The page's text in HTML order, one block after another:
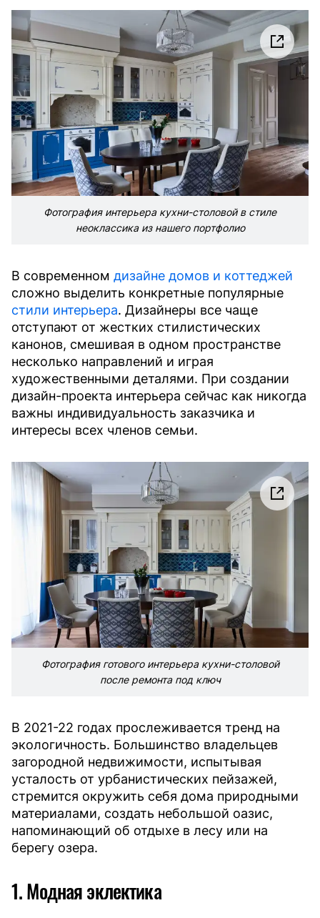
Фотография интерьера кухни-столовой в стиле
неоклассика из нашего портфолио
В современном дизайне домов и коттеджей
сложно выделить конкретные популярные
стили интерьера. Дизайнеры все чаще
отступают от жестких стилистических
канонов, смешивая в одном пространстве
несколько направлений и играя
художественными деталями. При создании
дизайн-проекта интерьера сейчас как никогда
важны индивидуальность заказчика и
интересы всех членов семьи.
Фотография готового интерьера кухни-столовой
после ремонта под ключ
В 2021-22 годах прослеживается тренд на
экологичность. Большинство владельцев
загородной недвижимости, испытывая
усталость от урбанистических пейзажей,
стремится окружить себя дома природными
материалами, создать небольшой оазис,
напоминающий об отдыхе в лесу или на
берегу озера.
1. Модная эклектика